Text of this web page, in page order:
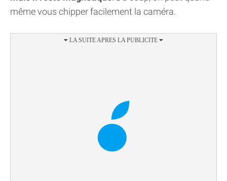
même vous chipper facilement la caméra.